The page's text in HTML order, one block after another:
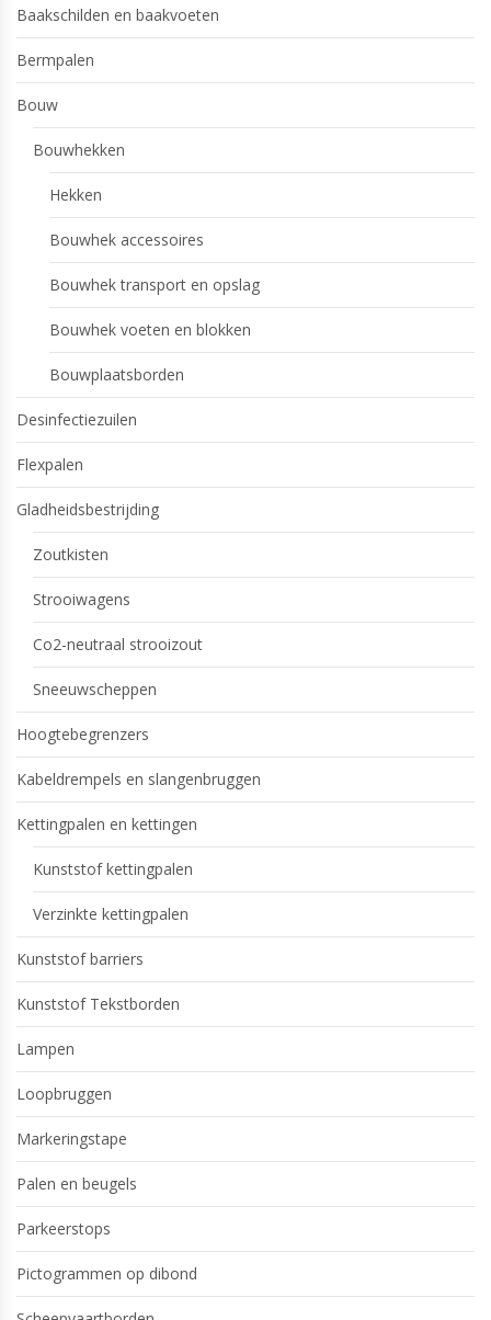
Baakschilden en baakvoeten
Bermpalen
Bouw
Bouwhekken
Hekken
Bouwhek accessoires
Bouwhek transport en opslag
Bouwhek voeten en blokken
Bouwplaatsborden
Desinfectiezuilen
Flexpalen
Gladheidsbestrijding
Zoutkisten
Strooiwagens
Co2-neutraal strooizout
Sneeuwscheppen
Hoogtebegrenzers
Kabeldrempels en slangenbruggen
Kettingpalen en kettingen
Kunststof kettingpalen
Verzinkte kettingpalen
Kunststof barriers
Kunststof Tekstborden
Lampen
Loopbruggen
Markeringstape
Palen en beugels
Parkeerstops
Pictogrammen op dibond